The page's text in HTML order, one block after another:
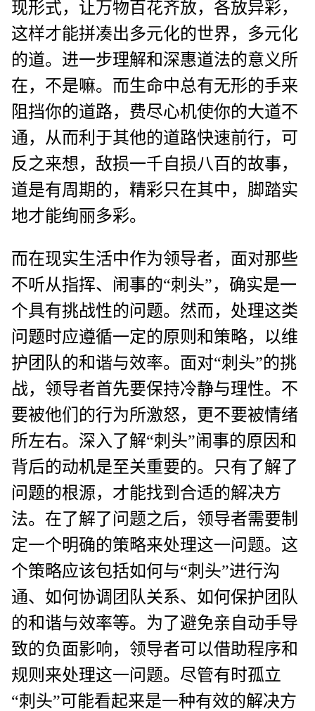
现形式，让万物百花齐放，各放异彩，
这样才能拼凑出多元化的世界，多元化
的道。进一步理解和深惠道法的意义所
在，不是嘛。而生命中总有无形的手来
阻挡你的道路，费尽心机使你的大道不
通，从而利于其他的道路快速前行，可
反之来想，敌损一千自损八百的故事，
道是有周期的，精彩只在其中，脚踏实
地才能绚丽多彩。
而在现实生活中作为领导者，面对那些
不听从指挥、闹事的“刺头”，确实是一
个具有挑战性的问题。然而，处理这类
问题时应遵循一定的原则和策略，以维
护团队的和谐与效率。面对“刺头”的挑
战，领导者首先要保持冷静与理性。不
要被他们的行为所激怒，更不要被情绪
所左右。深入了解“刺头”闹事的原因和
背后的动机是至关重要的。只有了解了
问题的根源，才能找到合适的解决方
法。在了解了问题之后，领导者需要制
定一个明确的策略来处理这一问题。这
个策略应该包括如何与“刺头”进行沟
通、如何协调团队关系、如何保护团队
的和谐与效率等。为了避免亲自动手导
致的负面影响，领导者可以借助程序和
规则来处理这一问题。尽管有时孤立
“刺头”可能看起来是一种有效的解决方